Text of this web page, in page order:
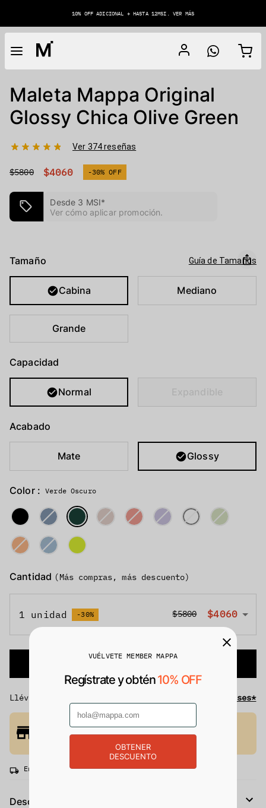
10% OFF ADICIONAL + HASTA 12MSI. VER MÁS
Maleta Mappa Original
Glossy Chica Olive Green
Ver 374 reseñas
$5800 $4060 -30% OFF
Desde 3 MSI*
Ver cómo aplicar promoción.
Tamaño Guía de Tamaños
Cabina Mediano
Grande
Capacidad
Normal Expandible
Acabado
Mate Glossy
Color : Verde Oscuro
Cantidad (Más compras, más descuento)
1 unidad -30% $5800 $4060
Llévate tus productos hasta 12 meses sin intereses*
¡Recógelo en tienda hoy mismo!
Comprueba la disponibilidad en tiendas
cercanas. Aplican términos y condiciones*
Entrega rápida gratis. Recibe entre 1 a 5 días.
Descripción
VUÉLVETE MEMBER MAPPA
Regístrate y obtén10% OFF
OBTENER
DESCUENTO